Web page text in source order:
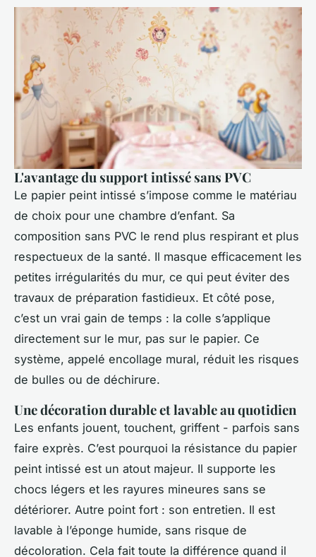
L'avantage du support intissé sans PVC
Le papier peint intissé s’impose comme le matériau
de choix pour une chambre d’enfant. Sa
composition sans PVC le rend plus respirant et plus
respectueux de la santé. Il masque efficacement les
petites irrégularités du mur, ce qui peut éviter des
travaux de préparation fastidieux. Et côté pose,
c’est un vrai gain de temps : la colle s’applique
directement sur le mur, pas sur le papier. Ce
système, appelé encollage mural, réduit les risques
de bulles ou de déchirure.
Une décoration durable et lavable au quotidien
Les enfants jouent, touchent, griffent - parfois sans
faire exprès. C’est pourquoi la résistance du papier
peint intissé est un atout majeur. Il supporte les
chocs légers et les rayures mineures sans se
détériorer. Autre point fort : son entretien. Il est
lavable à l’éponge humide, sans risque de
décoloration. Cela fait toute la différence quand il